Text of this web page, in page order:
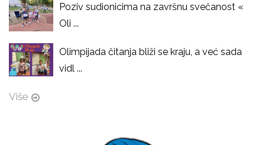
Poziv sudionicima na završnu svečanost «
Oli ...
Olimpijada čitanja bliži se kraju, a već sada
vidl ...
Više